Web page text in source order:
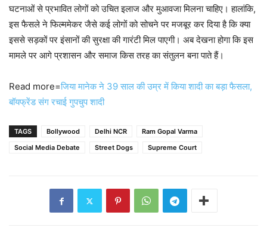
घटनाओं से प्रभावित लोगों को उचित इलाज और मुआवजा मिलना चाहिए। हालांकि,
इस फैसले ने फिल्ममेकर जैसे कई लोगों को सोचने पर मजबूर कर दिया है कि क्या
इससे सड़कों पर इंसानों की सुरक्षा की गारंटी मिल पाएगी। अब देखना होगा कि इस
मामले पर आगे प्रशासन और समाज किस तरह का संतुलन बना पाते हैं।
Read more=जिया मानेक ने 39 साल की उम्र में किया शादी का बड़ा फैसला,
बॉयफ्रेंड संग रचाई गुपचुप शादी
TAGS Bollywood Delhi NCR
Ram Gopal Varma
Social Media Debate
Street Dogs Supreme Court